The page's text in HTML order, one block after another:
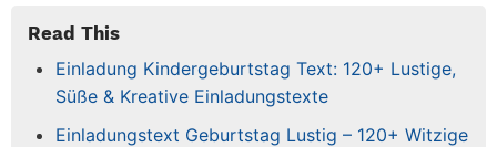
Read This
Einladung Kindergeburtstag Text: 120+ Lustige,
Süße & Kreative Einladungstexte
Einladungstext Geburtstag Lustig – 120+ Witzige